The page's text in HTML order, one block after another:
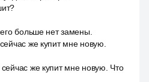
больше нет замены.
же купит мне новую.
же купит мне новую. Что